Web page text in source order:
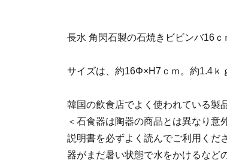
長水 角閃石製の石焼きビビンバ16
サイズは、約16Φ×H7ｃｍ。約1.4ｋ
韓国の飲食店でよく使われている製
＜石食器は陶器の商品とは異なり意
説明書を必ずよく読んでご利用くだ
器がまだ暑い状態で水をかけるなど